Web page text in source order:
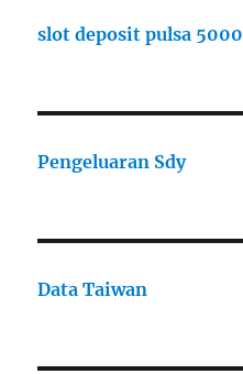
slot deposit pulsa 5000
Pengeluaran Sdy
Data Taiwan